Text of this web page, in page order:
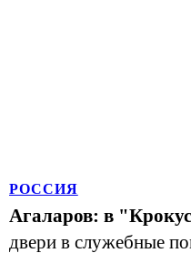
РОССИЯ
Агаларов: в
двери в служебные